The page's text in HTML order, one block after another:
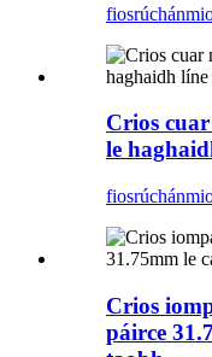
fiosrúchán
Crios
le
fiosrúchán
Crios
páirce